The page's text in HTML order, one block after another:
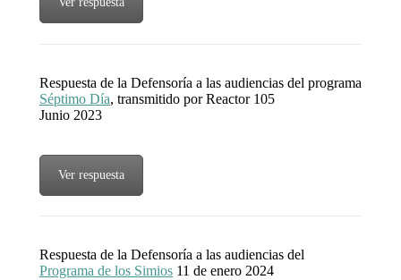
Respuesta de la Defensoría a las audiencias del programa
Séptimo Día, transmitido por Reactor 105
Junio 2023
Ver respuesta
Respuesta de la Defensoría a las audiencias del
Programa de los Simios 11 de enero 2024